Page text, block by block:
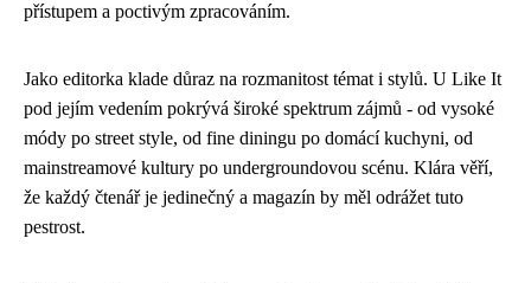
přístupem a poctivým zpracováním.
Jako editorka klade důraz na rozmanitost témat i stylů. U Like It
pod jejím vedením pokrývá široké spektrum zájmů - od vysoké
módy po street style, od fine diningu po domácí kuchyni, od
mainstreamové kultury po undergroundovou scénu. Klára věří,
že každý čtenář je jedinečný a magazín by měl odrážet tuto
pestrost.